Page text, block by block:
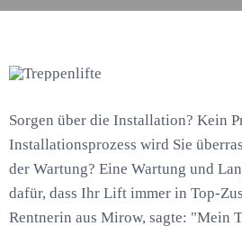
Sorgen über die Installation? Kein
Installationsprozess wird Sie
der Wartung? Eine Wartung und
dafür, dass Ihr Lift immer in Top-
Rentnerin aus Mirow, sagte: "Mein